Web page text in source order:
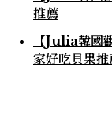
推薦
【Julia韓國
家好吃貝果推